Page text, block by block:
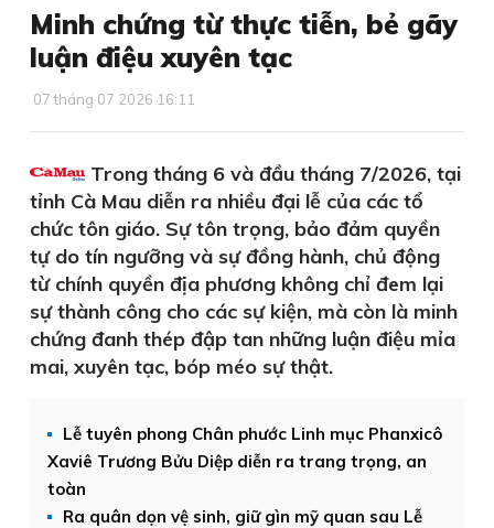
Minh chứng từ thực tiễn, bẻ gãy
luận điệu xuyên tạc
07 tháng 07 2026 16:11
Trong tháng 6 và đầu tháng 7/2026, tại
tỉnh Cà Mau diễn ra nhiều đại lễ của các tổ
chức tôn giáo. Sự tôn trọng, bảo đảm quyền
tự do tín ngưỡng và sự đồng hành, chủ động
từ chính quyền địa phương không chỉ đem lại
sự thành công cho các sự kiện, mà còn là minh
chứng đanh thép đập tan những luận điệu mỉa
mai, xuyên tạc, bóp méo sự thật.
Lễ tuyên phong Chân phước Linh mục Phanxicô
Xaviê Trương Bửu Diệp diễn ra trang trọng, an
toàn
Ra quân dọn vệ sinh, giữ gìn mỹ quan sau Lễ